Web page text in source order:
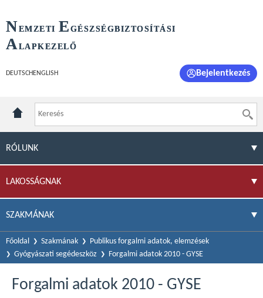
NEMZETI E GÉSZSÉGBIZTOSÍTÁSI
ALAPKEZELŐ
DEUTSCH ENGLISH Bejelentkezés
RÓLUNK
LAKOSSÁGNAK
SZAKMÁNAK
Főoldal Szakmának
Publikus forgalmi adatok, elemzések
Gyógyászati segédeszköz
Forgalmi adatok 2010 - GYSE
Forgalmi adatok 2010 - GYSE